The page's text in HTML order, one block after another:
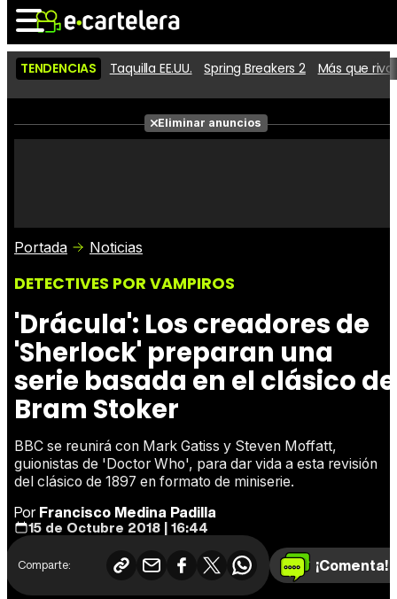
Noticias Cartelera
Películas
Críticas
TENDENCIAS Taquilla EE.UU. Spring Breakers 2 Más que
Eliminar anuncios
Portada Noticias
DETECTIVES POR VAMPIROS
'Drácula': Los creadores de
'Sherlock' preparan una
serie basada en el clásico de
Bram Stoker
BBC se reunirá con Mark Gatiss y Steven Moffatt,
guionistas de 'Doctor Who', para dar vida a esta revisión
del clásico de 1897 en formato de miniserie.
PorFrancisco Medina Padilla
15 de Octubre 2018 | 16:44
Comparte: ¡Comenta!